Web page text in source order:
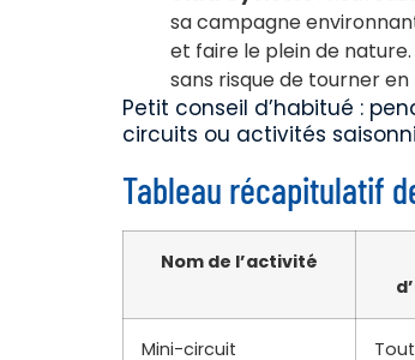
sa campagne
et faire le plein de
sans risque de tourner en
Petit conseil d’habitué :
circuits ou activités
Tableau récapitulatif
Nom de l’activité
Mini-circuit